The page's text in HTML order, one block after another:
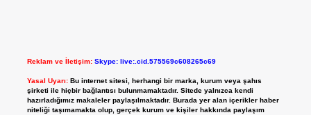
Reklam ve İletişim: Skype: live:.cid.575569c608265c69
Yasal Uyarı: Bu internet sitesi, herhangi bir marka, kurum veya şahıs
şirketi ile hiçbir bağlantısı bulunmamaktadır. Sitede yalnızca kendi
hazırladığımız makaleler paylaşılmaktadır. Burada yer alan içerikler haber
niteliği taşımamakta olup, gerçek kurum ve kişiler hakkında paylaşım